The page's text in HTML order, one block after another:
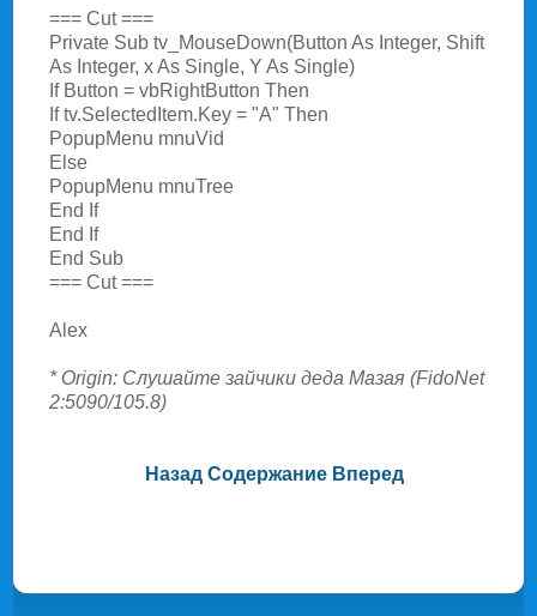
=== Cut ===
Private Sub tv_MouseDown(Button As Integer, Shift
As Integer, x As Single, Y As Single)
If Button = vbRightButton Then
If tv.SelectedItem.Key = "A" Then
PopupMenu mnuVid
Else
PopupMenu mnuTree
End If
End If
End Sub
=== Cut ===
Alex
* Origin: Слушайте зайчики деда Мазая (FidoNet
2:5090/105.8)
Назад Содержание Вперед